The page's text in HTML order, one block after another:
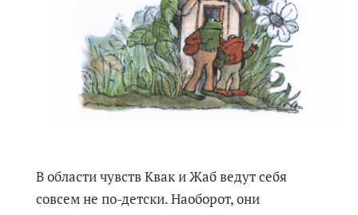
В области чувств Квак и Жаб ведут себя
совсем не по-детски. Наоборот, они